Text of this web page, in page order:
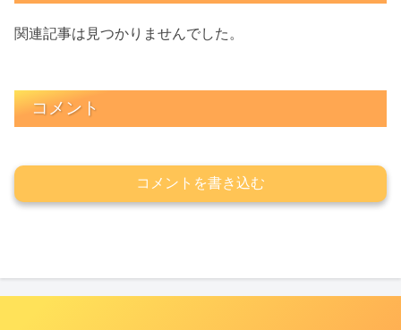
関連記事は見つかりませんでした。
コメント
コメントを書き込む